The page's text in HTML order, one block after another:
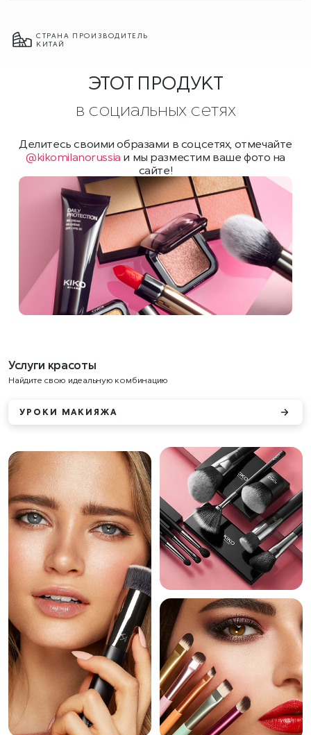
СТРАНА ПРОИЗВОДИТЕЛЬ
КИТАЙ
ЭТОТ ПРОДУКТ
в социальных сетях
Делитесь своими образами в соцсетях, отмечайте
@kikomilanorussia и мы разместим ваше фото на
сайте!
Услуги красоты
Найдите свою идеальную комбинацию
УРОКИ МАКИЯЖА